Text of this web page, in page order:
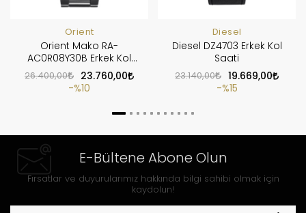
Orient
Orient Mako RA-
AC0R08Y30B Erkek Kol
Saati
26.400,00
23.760,00
%10
Diesel
Diesel DZ4703 Erkek Kol
Saati
23.140,00
19.669,00
%15
E-Bültene Abone Olun
Fırsatlar ve duyurularımız hakkında bilgi sahibi olmak için
kaydolun!